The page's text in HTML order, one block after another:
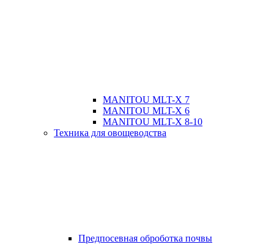
MANITOU MLT-X 7
MANITOU MLT-X 6
MANITOU MLT-X 8-10
Техника для овощеводства
Предпосевная оброботка почвы